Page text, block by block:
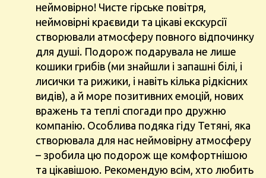
неймовірно! Чисте гірське повітря,
неймовірні краєвиди та цікаві екскурсії
створювали атмосферу повного відпочинку
для душі. Подорож подарувала не лише
кошики грибів (ми знайшли і запашні білі, і
лисички та рижики, і навіть кілька рідкісних
видів), а й море позитивних емоцій, нових
вражень та теплі спогади про дружню
компанію. Особлива подяка гіду Тетяні, яка
створювала для нас неймовірну атмосферу
– зробила цю подорож ще комфортнішою
та цікавішою. Рекомендую всім, хто любить